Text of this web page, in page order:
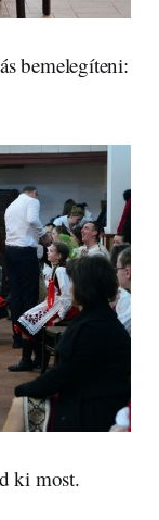
bemelegíteni:
ki most.